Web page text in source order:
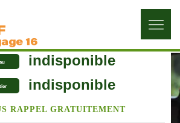
indisponible
indisponible
RAPPEL GRATUITEMENT